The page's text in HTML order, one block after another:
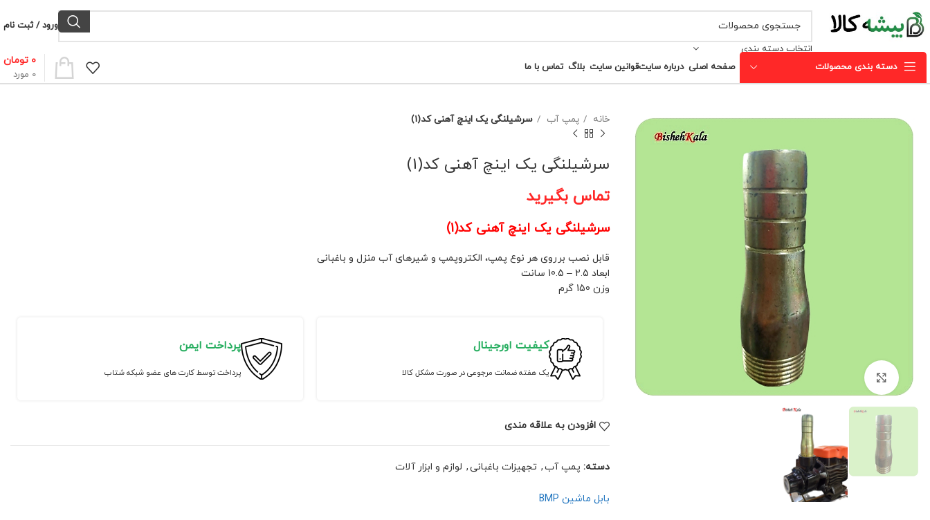
انتخاب دسته بندی
ورود / ثبت نام
دسته بندی محصولات صفحه اصلی درباره سایتقوانین سایت بلاگ تماس با ما
0 مورد
۰ تومان
برای بزرگنمایی کلیک کنید
خانه پمپ آب سرشیلنگی یک اینچ آهنی کد(1)
سرشیلنگی یک اینچ آهنی کد(1)
تماس بگیرید
سرشیلنگی یک اینچ آهنی کد(1)
قابل نصب برروی هر نوع پمپ، الکتروپمپ و شیرهای آب منزل و باغبانی
ابعاد 2.5 – 10.5 سانت
وزن 150 گرم
کیفیت اورجینال
یک هفته ضمانت مرجوعی در صورت مشکل کالا
پرداخت ایمن
پرداخت توسط کارت های عضو شبکه شتاب
افزودن به علاقه مندی
دسته: پمپ آب, تجهیزات باغبانی, لوازم و ابزار آلات
بابل ماشین BMP